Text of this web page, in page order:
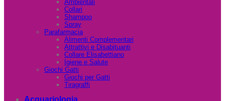
Ambientali
Collari
Shampoo
Spray
Parafarmacia
Alimenti Complementari
Attrattivi e Disabituanti
Collare Elisabettiano
Igiene e Salute
Giochi Gatti
Giochi per Gatti
Tiragraffi
Acquariologia